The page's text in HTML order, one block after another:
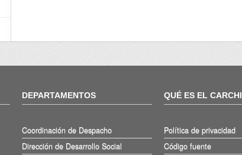
DEPARTAMENTOS
Coordinación de Despacho
Dirección de Desarrollo Social
QUÉ ES EL CARCHI
Política de privacidad
Código fuente